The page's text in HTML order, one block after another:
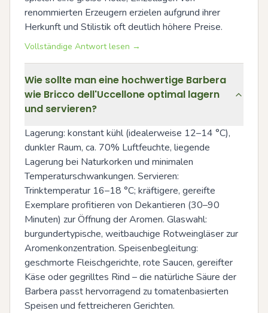
renommierten Erzeugern erzielen aufgrund ihrer
Herkunft und Stilistik oft deutlich höhere Preise.
Vollständige Antwort lesen →
Wie sollte man eine hochwertige Barbera
wie Bricco dell'Uccellone optimal lagern
und servieren?
Lagerung: konstant kühl (idealerweise 12–14 °C),
dunkler Raum, ca. 70% Luftfeuchte, liegende
Lagerung bei Naturkorken und minimalen
Temperaturschwankungen. Servieren:
Trinktemperatur 16–18 °C; kräftigere, gereifte
Exemplare profitieren von Dekantieren (30–90
Minuten) zur Öffnung der Aromen. Glaswahl:
burgundertypische, weitbauchige Rotweingläser zur
Aromenkonzentration. Speisenbegleitung:
geschmorte Fleischgerichte, rote Saucen, gereifter
Käse oder gegrilltes Rind – die natürliche Säure der
Barbera passt hervorragend zu tomatenbasierten
Speisen und fettreicheren Gerichten.